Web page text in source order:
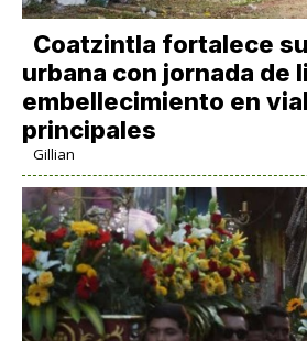
Coatzintla fortalece
urbana con jornada de
embellecimiento en
principales
Gillian